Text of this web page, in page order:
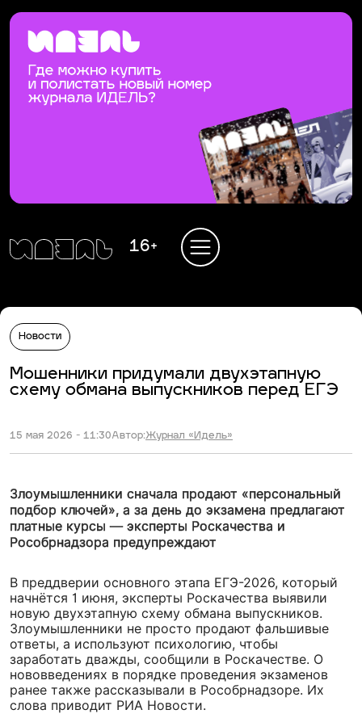
16+
Новости
Мошенники придумали двухэтапную
схему обмана выпускников перед ЕГЭ
15 мая 2026 - 11:30Автор:Журнал «Идель»
Злоумышленники сначала продают «персональный
подбор ключей», а за день до экзамена предлагают
платные курсы — эксперты Роскачества и
Рособрнадзора предупреждают
В преддверии основного этапа ЕГЭ-2026, который
начнётся 1 июня, эксперты Роскачества выявили
новую двухэтапную схему обмана выпускников.
Злоумышленники не просто продают фальшивые
ответы, а используют психологию, чтобы
заработать дважды, сообщили в Роскачестве. О
нововведениях в порядке проведения экзаменов
ранее также рассказывали в Рособрнадзоре. Их
слова приводит РИА Новости.